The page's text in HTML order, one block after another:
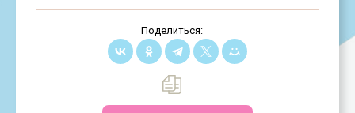
Поделиться: